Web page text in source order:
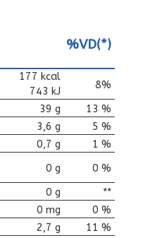
%VD(*)
177 kcal
743 kJ
8%
39 g
13 %
3,6 g
5 %
0,7 g
1 %
0 g
0 %
0 g
**
0 mg
0 %
2,7 g
11 %